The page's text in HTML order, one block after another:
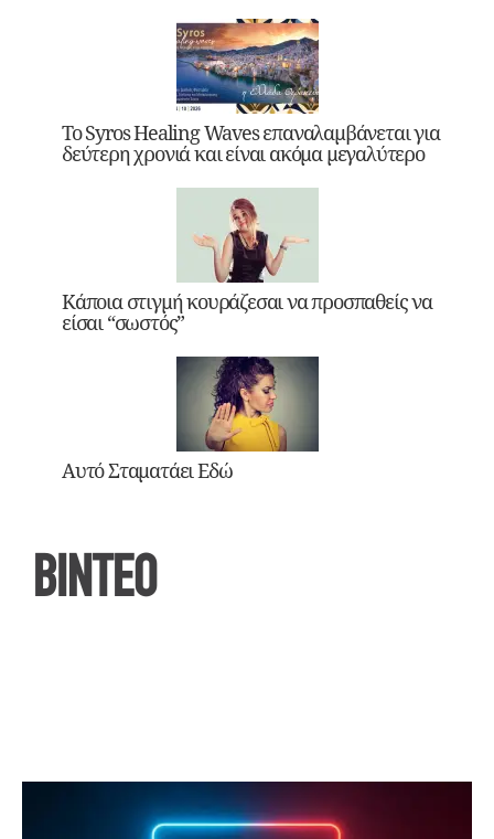
Το Syros Healing Waves επαναλαμβάνεται για
δεύτερη χρονιά και είναι ακόμα μεγαλύτερο
Κάποια στιγμή κουράζεσαι να προσπαθείς να
είσαι “σωστός”
Αυτό Σταματάει Εδώ
ΒΙΝΤΕΟ